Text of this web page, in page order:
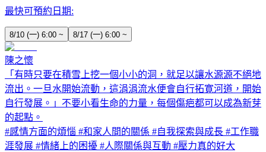
最快可預約日期:
8/10 (一) 6:00 ~ 8/17 (一) 6:00 ~
陳之懷
「有時只要在積雪上挖一個小小的洞，就足以讓水源源不絕地
流出。一旦水開始流動，這涓涓流水便會自行拓寛河道，開始
自行發展。」不要小看生命的力量，每個傷疤都可以成為新芽
的起點。
#感情方面的煩惱 #和家人間的關係 #自我探索與成長 #工作職
涯發展 #情緒上的困擾 #人際關係與互動 #壓力真的好大